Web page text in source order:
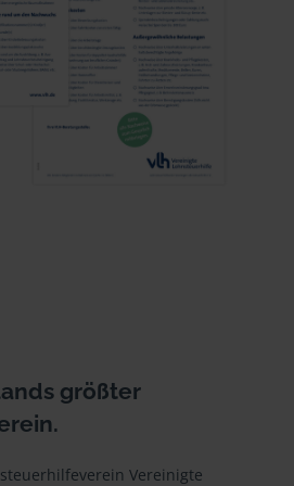
größter
Vereinigte